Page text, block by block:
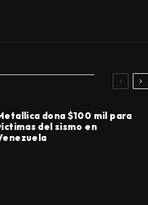
dona $100 mil para
del sismo en